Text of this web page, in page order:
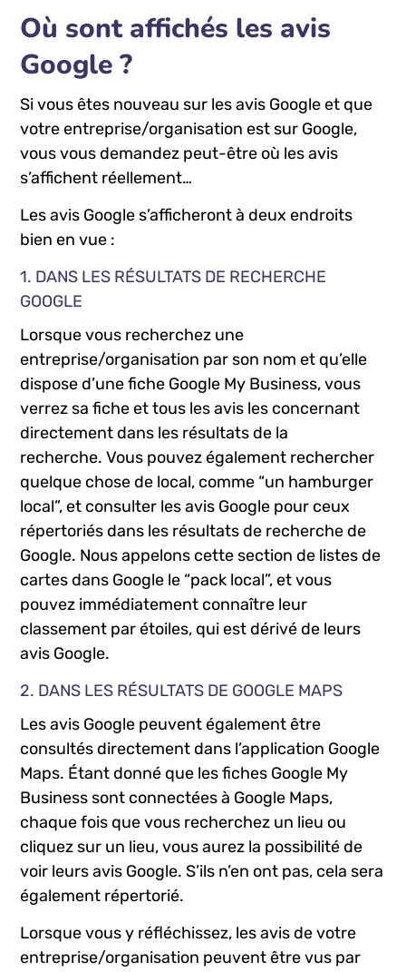
Où sont affichés les avis
Google ?
Si vous êtes nouveau sur les avis Google et que
votre entreprise/organisation est sur Google,
vous vous demandez peut-être où les avis
s’affichent réellement…
Les avis Google s’afficheront à deux endroits
bien en vue :
1. DANS LES RÉSULTATS DE RECHERCHE
GOOGLE
Lorsque vous recherchez une
entreprise/organisation par son nom et qu’elle
dispose d’une fiche Google My Business, vous
verrez sa fiche et tous les avis les concernant
directement dans les résultats de la
recherche. Vous pouvez également rechercher
quelque chose de local, comme “un hamburger
local”, et consulter les avis Google pour ceux
répertoriés dans les résultats de recherche de
Google. Nous appelons cette section de listes de
cartes dans Google le “pack local”, et vous
pouvez immédiatement connaître leur
classement par étoiles, qui est dérivé de leurs
avis Google.
2. DANS LES RÉSULTATS DE GOOGLE MAPS
Les avis Google peuvent également être
consultés directement dans l’application Google
Maps. Étant donné que les fiches Google My
Business sont connectées à Google Maps,
chaque fois que vous recherchez un lieu ou
cliquez sur un lieu, vous aurez la possibilité de
voir leurs avis Google. S’ils n’en ont pas, cela sera
également répertorié.
Lorsque vous y réfléchissez, les avis de votre
entreprise/organisation peuvent être vus par